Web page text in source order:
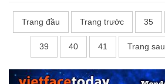
Trang đầu Trang trước 35
39 40 41 Trang sau